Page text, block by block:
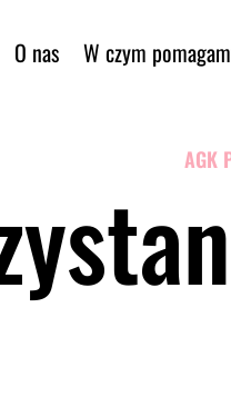
O nas W czym
AGK